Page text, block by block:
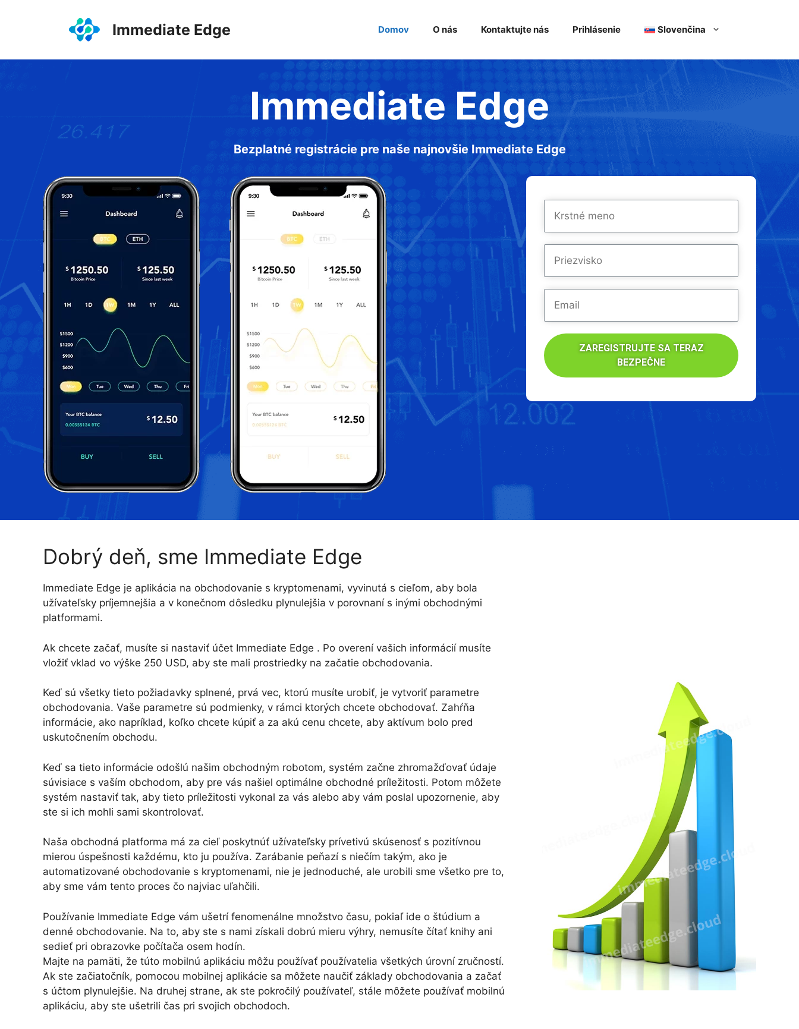
Immediate Edge Domov O nás Kontaktujte nás Prihlásenie Slovenčina
Immediate Edge
Bezplatné registrácie pre naše najnovšie Immediate Edge
ZAREGISTRUJTE SA TERAZ
BEZPEČNE
Dobrý deň, sme Immediate Edge
Immediate Edge je aplikácia na obchodovanie s kryptomenami, vyvinutá s cieľom, aby bola
užívateľsky príjemnejšia a v konečnom dôsledku plynulejšia v porovnaní s inými obchodnými
platformami.
Ak chcete začať, musíte si nastaviť účet Immediate Edge . Po overení vašich informácií musíte
vložiť vklad vo výške 250 USD, aby ste mali prostriedky na začatie obchodovania.
Keď sú všetky tieto požiadavky splnené, prvá vec, ktorú musíte urobiť, je vytvoriť parametre
obchodovania. Vaše parametre sú podmienky, v rámci ktorých chcete obchodovať. Zahŕňa
informácie, ako napríklad, koľko chcete kúpiť a za akú cenu chcete, aby aktívum bolo pred
uskutočnením obchodu.
Keď sa tieto informácie odošlú našim obchodným robotom, systém začne zhromažďovať údaje
súvisiace s vaším obchodom, aby pre vás našiel optimálne obchodné príležitosti. Potom môžete
systém nastaviť tak, aby tieto príležitosti vykonal za vás alebo aby vám poslal upozornenie, aby
ste si ich mohli sami skontrolovať.
Naša obchodná platforma má za cieľ poskytnúť užívateľsky prívetivú skúsenosť s pozitívnou
mierou úspešnosti každému, kto ju používa. Zarábanie peňazí s niečím takým, ako je
automatizované obchodovanie s kryptomenami, nie je jednoduché, ale urobili sme všetko pre to,
aby sme vám tento proces čo najviac uľahčili.
Používanie Immediate Edge vám ušetrí fenomenálne množstvo času, pokiaľ ide o štúdium a
denné obchodovanie. Na to, aby ste s nami získali dobrú mieru výhry, nemusíte čítať knihy ani
sedieť pri obrazovke počítača osem hodín.
Majte na pamäti, že túto mobilnú aplikáciu môžu používať používatelia všetkých úrovní zručností.
Ak ste začiatočník, pomocou mobilnej aplikácie sa môžete naučiť základy obchodovania a začať
s účtom plynulejšie. Na druhej strane, ak ste pokročilý používateľ, stále môžete používať mobilnú
aplikáciu, aby ste ušetrili čas pri svojich obchodoch.